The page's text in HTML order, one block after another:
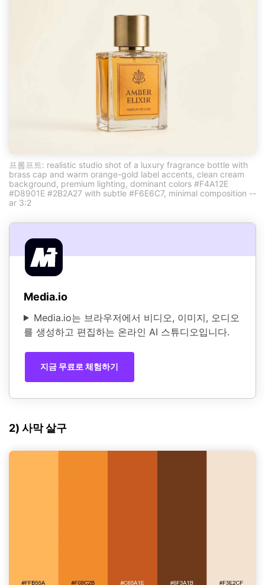
프롬프트: realistic studio shot of a luxury fragrance bottle with
brass cap and warm orange-gold label accents, clean cream
background, premium lighting, dominant colors #F4A12E
#D8901E #2B2A27 with subtle #F6E6C7, minimal composition --
ar 3:2
Media.io
Media.io는 브라우저에서 비디오, 이미지, 오디오
를 생성하고 편집하는 온라인 AI 스튜디오입니다.
지금 무료로 체험하기
2) 사막 살구